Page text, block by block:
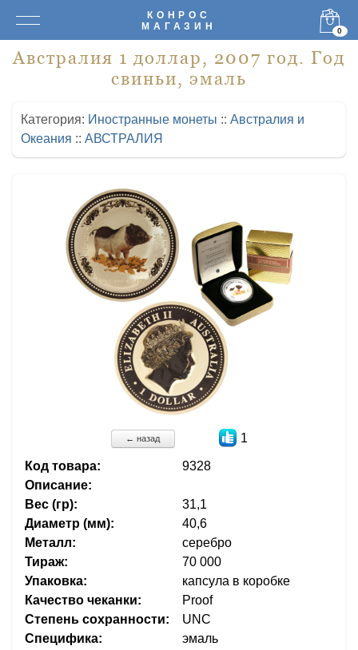
КОНРОС
МАГАЗИН
0
Австралия 1 доллар, 2007 год. Год
свиньи, эмаль
Категория: Иностранные монеты :: Австралия и
Океания :: АВСТРАЛИЯ
← назад 1
Код товара:
9328
Описание:
Вес (гр):
31,1
Диаметр (мм):
40,6
Металл:
серебро
Тираж:
70 000
Упаковка:
капсула в коробке
Качество чеканки:
Proof
Степень сохранности:
UNC
Специфика:
эмаль